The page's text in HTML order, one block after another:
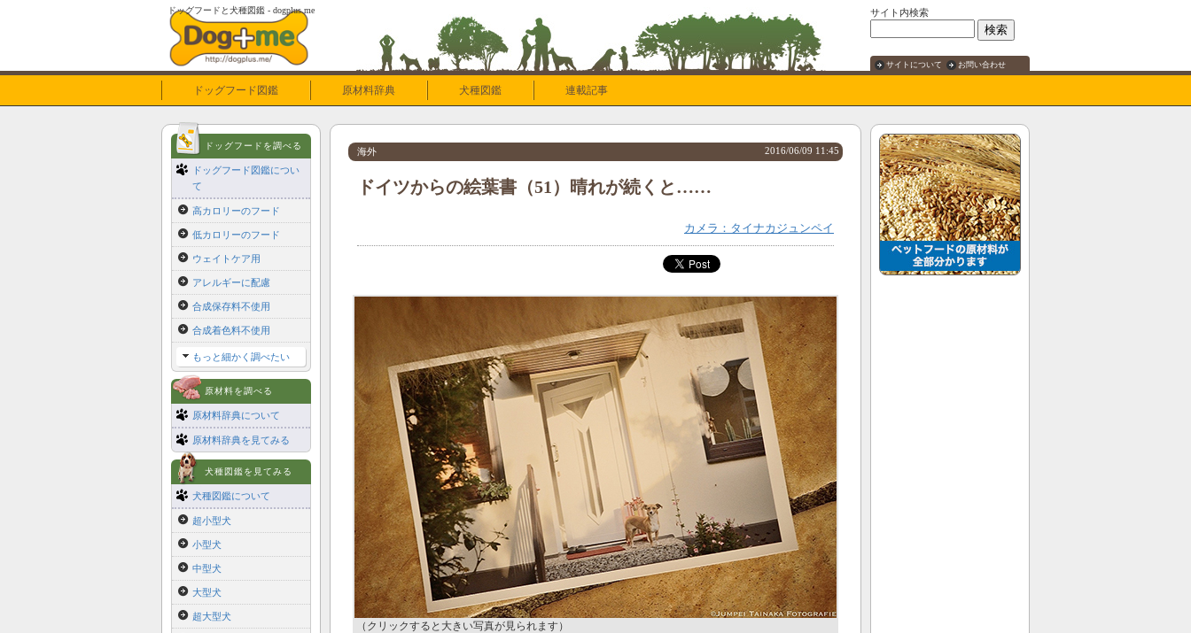
ドッグフードと犬種図鑑 - dogplus.me
サイトについて お問い合わせ
サイト内検索
ドッグフード図鑑 原材料辞典 犬種図鑑 連載記事
海外 2016/06/09 11:45
ドイツからの絵葉書（51）晴れが続くと……
カメラ：タイナカジュンペイ
（クリックすると大きい写真が見られます）
ドッグフードを調べる
ドッグフード図鑑につい
て
高カロリーのフード
低カロリーのフード
ウェイトケア用
アレルギーに配慮
合成保存料不使用
合成着色料不使用
もっと細かく調べたい
原材料を調べる
原材料辞典について
原材料辞典を見てみる
犬種図鑑を見てみる
犬種図鑑について
超小型犬
小型犬
中型犬
大型犬
超大型犬